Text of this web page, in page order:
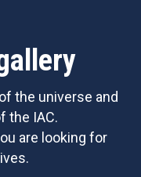
the universe and
the IAC.
are looking for